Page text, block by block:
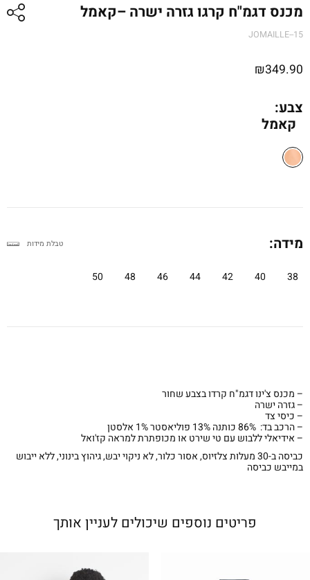
מכנס דגמ"ח קרגו גזרה ישרה –קאמל
JOMAILLE--15
₪349.90
צבע:
קאמל
מידה:
38
40
42
44
46
48
50
טבלת מידות
– מכנס צ'ינו דגמ"ח קרדו בצבע שחור
– גזרה ישרה
– כיסי צד
– הרכב בד: 86% כותנה 13% פוליאסטר 1% אלסטן
– אידיאלי ללבוש עם טי שירט או מכופתרת למראה קז'ואל
כביסה ב-30 מעלות צלזיוס, אסור כלור, לא ניקוי יבש, גיהוץ בינוני, ללא ייבוש
במייבש כביסה
פריטים נוספים שיכולים לעניין אותך